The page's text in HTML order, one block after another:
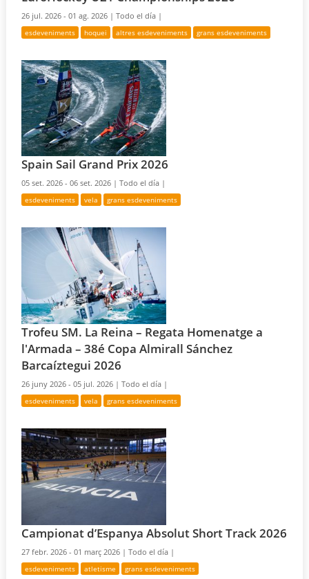
26 jul. 2026 - 01 ag. 2026 |Todo el día |
esdeveniments hoquei altres esdeveniments grans esdeveniments
Spain Sail Grand Prix 2026
05 set. 2026 - 06 set. 2026 |Todo el día |
esdeveniments vela grans esdeveniments
Trofeu SM. La Reina – Regata Homenatge a
l'Armada – 38é Copa Almirall Sánchez
Barcaíztegui 2026
26 juny 2026 - 05 jul. 2026 |Todo el día |
esdeveniments vela grans esdeveniments
Campionat d’Espanya Absolut Short Track 2026
27 febr. 2026 - 01 març 2026 |Todo el día |
esdeveniments atletisme grans esdeveniments